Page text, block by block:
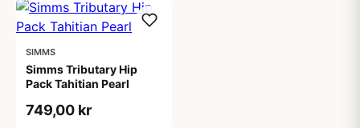
SIMMS
Simms Tributary Hip
Pack Tahitian Pearl
749,00 kr